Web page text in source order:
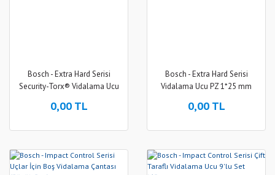
Bosch - Extra Hard Serisi
Security-Torx® Vidalama Ucu
0,00 TL
Bosch - Extra Hard Serisi
Vidalama Ucu PZ 1*25 mm
0,00 TL